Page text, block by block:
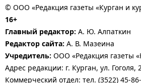
© ООО «Редакция газеты «Курган и
16+
Главный редактор: А. Ю. Алпаткин
Редактор сайта: А. В. Мазеина
Учредитель: ООО «Редакция газеты
Адрес редакции: г. Курган, ул. Гоголя,
Коммерческий отдел: тел. (3522) 45-